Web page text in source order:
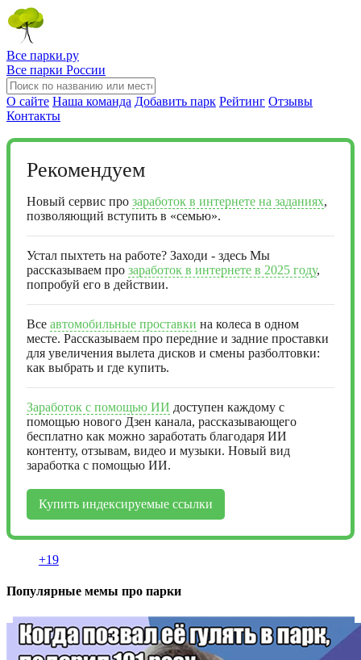
Все парки.ру
Все парки России
О сайте Наша команда Добавить парк Рейтинг Отзывы
Контакты
Рекомендуем
Новый сервис про заработок в интернете на заданиях,
позволяющий вступить в «семью».
Устал пыхтеть на работе? Заходи - здесь Мы
рассказываем про заработок в интернете в 2025 году,
попробуй его в действии.
Все автомобильные проставки на колеса в одном
месте. Рассказываем про передние и задние проставки
для увеличения вылета дисков и смены разболтовки:
как выбрать и где купить.
Заработок с помощью ИИ доступен каждому с
помощью нового Дзен канала, рассказывающего
бесплатно как можно заработать благодаря ИИ
контенту, отзывам, видео и музыки. Новый вид
заработка с помощью ИИ.
Купить индексируемые ссылки
+19
Популярные мемы про парки